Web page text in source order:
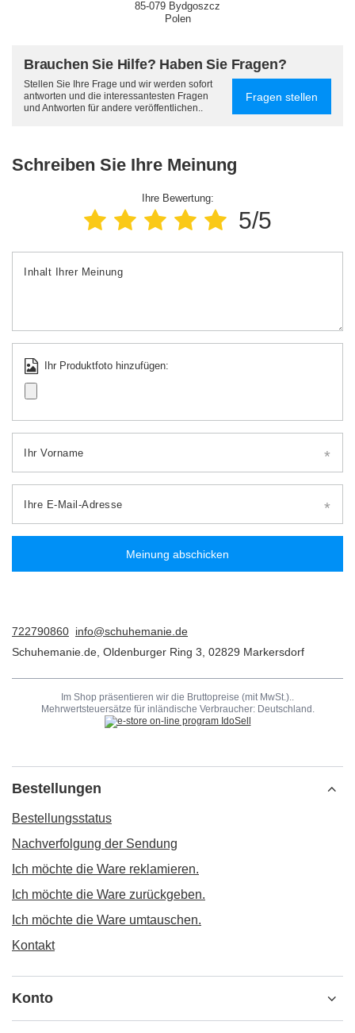
85-079 Bydgoszcz
Polen
Brauchen Sie Hilfe? Haben Sie Fragen?
Stellen Sie Ihre Frage und wir werden sofort
antworten und die interessantesten Fragen
und Antworten für andere veröffentlichen..
Fragen stellen
Schreiben Sie Ihre Meinung
Ihre Bewertung:
5/5
Inhalt Ihrer Meinung
Ihr Produktfoto hinzufügen:
Ihr Vorname
Ihre E-Mail-Adresse
Meinung abschicken
722790860 info@schuhemanie.de
Schuhemanie.de Oldenburger Ring 3 02829 Markersdorf
Im Shop präsentieren wir die Bruttopreise (mit MwSt.)..
Mehrwertsteuersätze für inländische Verbraucher: Deutschland .
Bestellungen
Bestellungsstatus
Nachverfolgung der Sendung
Ich möchte die Ware reklamieren.
Ich möchte die Ware zurückgeben.
Ich möchte die Ware umtauschen.
Kontakt
Konto